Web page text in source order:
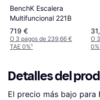
BenchK Escalera
Multifuncional 221B
719 €
O 3 pagos de 239,66 €
TAE 0%¹
O
0%
Detalles del
El precio más bajo para